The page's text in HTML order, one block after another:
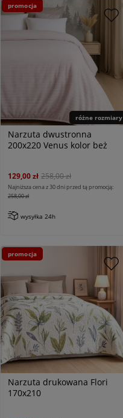
różne rozmiary
Narzuta dwustronna
200x220 Venus kolor beż
129,00 zł 258,00 zł
Najniższa cena z 30 dni przed tą promocją:
258,00 zł
wysyłka 24h
promocja
Narzuta drukowana Flori
170x210
promocja